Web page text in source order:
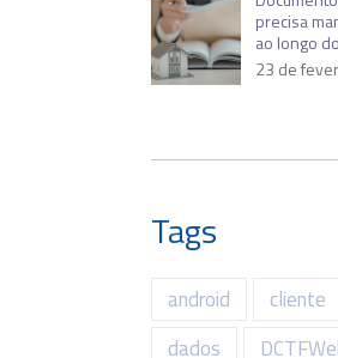
precisa
ao longo
23 de
Tags
android cliente
dados